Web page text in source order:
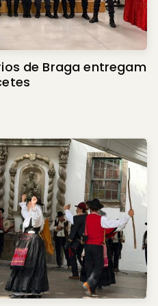
de Braga entregam